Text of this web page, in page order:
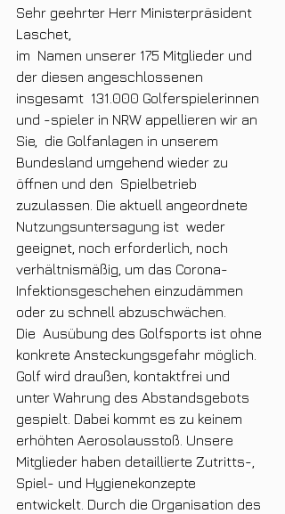
Sehr geehrter Herr Ministerpräsident
Laschet,
im  Namen unserer 175 Mitglieder und
der diesen angeschlossenen
insgesamt  131.000 Golferspielerinnen
und -spieler in NRW appellieren wir an
Sie,  die Golfanlagen in unserem
Bundesland umgehend wieder zu
öffnen und den  Spielbetrieb
zuzulassen. Die aktuell angeordnete
Nutzungsuntersagung ist  weder
geeignet, noch erforderlich, noch
verhältnismäßig, um das Corona-
Infektionsgeschehen einzudämmen
oder zu schnell abzuschwächen.
Die  Ausübung des Golfsports ist ohne
konkrete Ansteckungsgefahr möglich.
Golf wird draußen, kontaktfrei und
unter Wahrung des Abstandsgebots
gespielt. Dabei kommt es zu keinem
erhöhten Aerosolausstoß. Unsere
Mitglieder haben detaillierte Zutritts-,
Spiel- und Hygienekonzepte
entwickelt. Durch die Organisation des